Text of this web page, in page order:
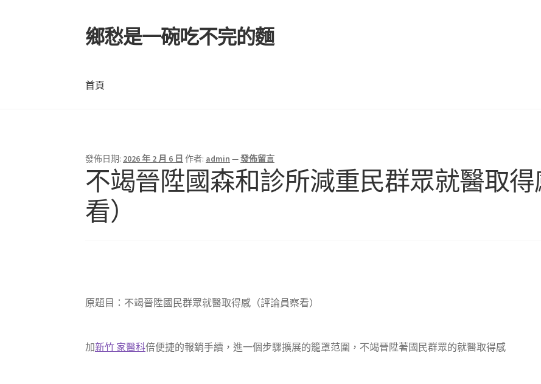
跳
至
覽
列
跳
至
要
內
鄉愁是一碗吃不完的麵
首頁
發佈日期: 2026 年 2 月 6 日 作者: admin —發佈留言
不竭晉陞國森和診所減重民群眾就醫取
看）
原題目：不竭晉陞國民群眾就醫取得感（評論員察看）
加新竹 家醫科倍便捷的報銷手續，進一個步驟擴展的籠罩范圍，不竭晉陞著國民群眾的就醫取得感